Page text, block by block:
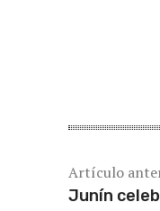
Artículo
Junín